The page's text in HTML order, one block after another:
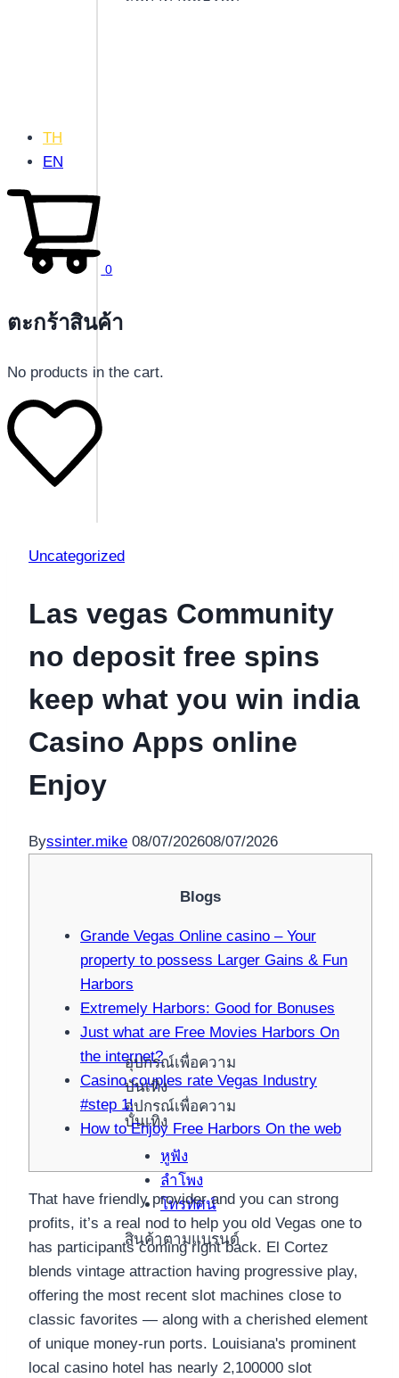
อุปกรณ์เพื่อความ
บันเทิง
อุปกรณ์เพื่อความ
บันเทิง
หูฟัง
ลำโพง
โทรทัศน์
สินค้าตามแบรนด์
TH
EN
0
ตะกร้าสินค้า
No products in the cart.
Uncategorized
Las vegas Community
no deposit free spins
keep what you win india
Casino Apps online
Enjoy
Byssinter.mike 08/07/202608/07/2026
Blogs
Grande Vegas Online casino – Your
property to possess Larger Gains & Fun
Harbors
Extremely Harbors: Good for Bonuses
Just what are Free Movies Harbors On
the internet?
Casino couples rate Vegas Industry
#step 1!
How to Enjoy Free Harbors On the web
That have friendly provider and you can strong
profits, it’s a real nod to help you old Vegas one to
has participants coming right back. El Cortez
blends vintage attraction having progressive play,
offering the most recent slot machines close to
classic favorites — along with a cherished element
of unique money-run ports. Louisiana's prominent
local casino hotel has nearly 2,100000 slot